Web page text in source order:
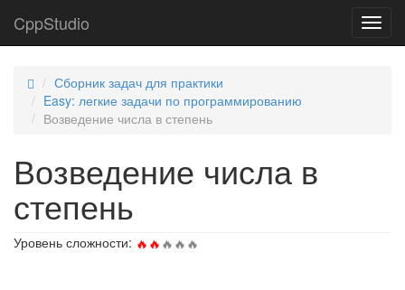
CppStudio
Сборник задач для практики
Easy: легкие задачи по программированию
Возведение числа в степень
Возведение числа в
степень
Уровень сложности: